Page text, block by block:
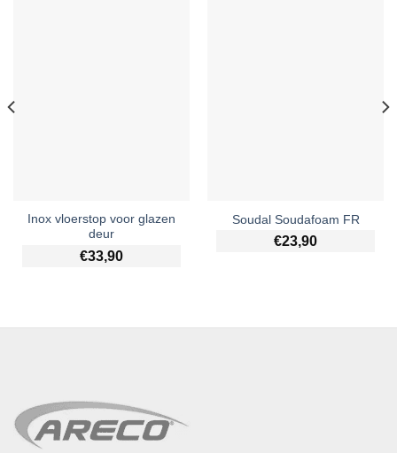
Inox vloerstop voor glazen
deur
€33,90
Soudal Soudafoam FR
€23,90